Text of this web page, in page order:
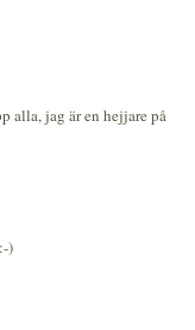
alla, jag är en hejjare på
)